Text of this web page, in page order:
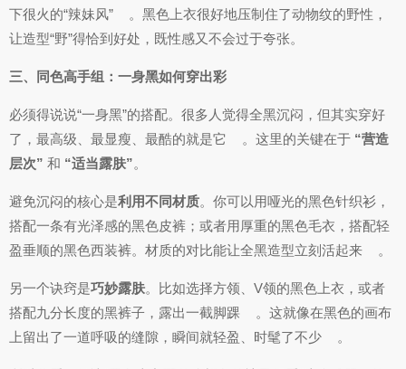
下很火的“辣妹风”
。黑色上衣很好地压制住了动物纹的野性，
让造型“野”得恰到好处，既性感又不会过于夸张。
三、同色高手组：一身黑如何穿出彩
必须得说说“一身黑”的搭配。很多人觉得全黑沉闷，但其实穿好
了，最高级、最显瘦、最酷的就是它
。这里的关键在于 “营造
层次” 和 “适当露肤”。
避免沉闷的核心是利用不同材质。你可以用哑光的黑色针织衫，
搭配一条有光泽感的黑色皮裤；或者用厚重的黑色毛衣，搭配轻
盈垂顺的黑色西装裤。材质的对比能让全黑造型立刻活起来
。
另一个诀窍是巧妙露肤。比如选择方领、V领的黑色上衣，或者
搭配九分长度的黑裤子，露出一截脚踝
。这就像在黑色的画布
上留出了一道呼吸的缝隙，瞬间就轻盈、时髦了不少
。